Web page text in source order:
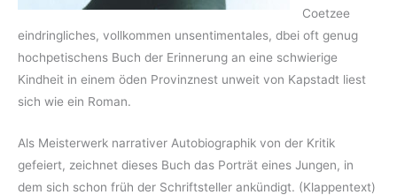
Coetzee
eindringliches, vollkommen unsentimentales, dbei oft genug
hochpetischens Buch der Erinnerung an eine schwierige
Kindheit in einem öden Provinznest unweit von Kapstadt liest
sich wie ein Roman.
Als Meisterwerk narrativer Autobiographik von der Kritik
gefeiert, zeichnet dieses Buch das Porträt eines Jungen, in
dem sich schon früh der Schriftsteller ankündigt. (Klappentext)